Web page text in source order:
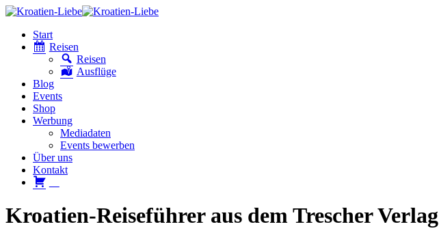
Start
Reisen
Reisen
Ausflüge
Blog
Events
Shop
Werbung
Mediadaten
Events bewerben
Über uns
Kontakt
Kroatien-Reiseführer aus dem Trescher Verlag